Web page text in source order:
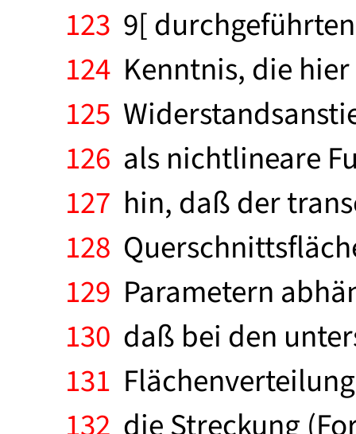
123 9[
124 Kenntnis, die
125
126 als nichtlineare
127 hin, daß der
128
129 Parametern
130 daß bei den
131